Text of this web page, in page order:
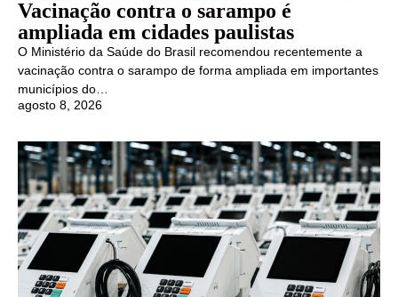
Vacinação contra o sarampo é
ampliada em cidades paulistas
O Ministério da Saúde do Brasil recomendou recentemente a
vacinação contra o sarampo de forma ampliada em importantes
municípios do…
agosto 8, 2026